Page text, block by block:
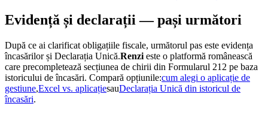
Evidență și declarații — pași următori
După ce ai clarificat obligațiile fiscale, următorul pas este evidența
încasărilor și Declarația Unică.Renzi este o platformă românească
care precompletează secțiunea de chirii din Formularul 212 pe baza
istoricului de încasări. Compară opțiunile:cum alegi o aplicație de
gestiune,Excel vs. aplicațiesauDeclarația Unică din istoricul de
încasări.